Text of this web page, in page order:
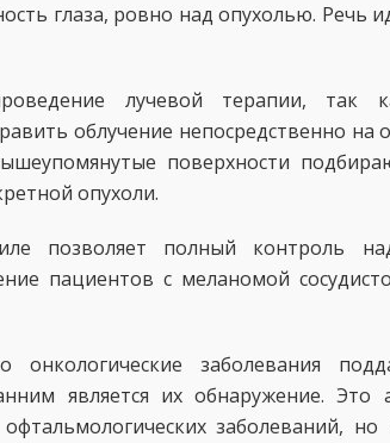
глаза, ровно над опухолью. Речь
лучевой терапии, так
облучение непосредственно на
поверхности
опухоли.
позволяет полный контроль
пациентов с меланомой
онкологические заболевания
является их обнаружение. Это
офтальмологических заболеваний,